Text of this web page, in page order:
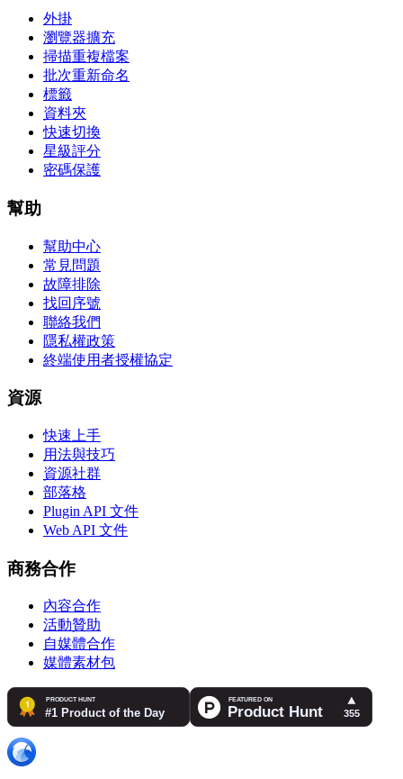
外掛
瀏覽器擴充
掃描重複檔案
批次重新命名
標籤
資料夾
快速切換
星級評分
密碼保護
幫助
幫助中心
常見問題
故障排除
找回序號
聯絡我們
隱私權政策
終端使用者授權協定
資源
快速上手
用法與技巧
資源社群
部落格
Plugin API 文件
Web API 文件
商務合作
內容合作
活動贊助
自媒體合作
媒體素材包